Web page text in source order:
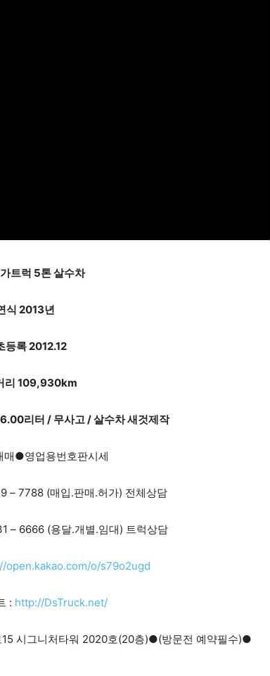
트럭 5톤 살수차
식 2013년
등록 2012.12
리 109,930km
리터 / 무사고 / 살수차 새것제작
●영업용번호판시세
– 7788 (매입.판매.허가) 전체상담
– 6666 (용달.개별.임대) 트럭상담
open.kakao.com/o/s79o2ugd
: http://DsTruck.net/
시그니처타워 2020호(20층)●(방문전 예약필수)●